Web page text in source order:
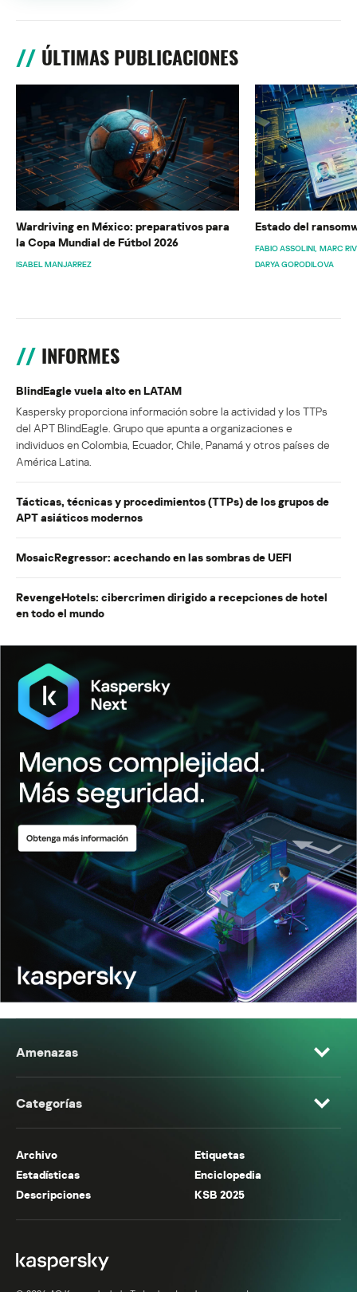
ÚLTIMAS PUBLICACIONES
Wardriving en México: preparativos para
la Copa Mundial de Fútbol 2026
ISABEL MANJARREZ
Estado del
FABIO ASSOLINI MARC
DARYA GORODILOVA
INFORMES
BlindEagle vuela alto en LATAM
Kaspersky proporciona información sobre la actividad y los TTPs
del APT BlindEagle. Grupo que apunta a organizaciones e
individuos en Colombia, Ecuador, Chile, Panamá y otros países de
América Latina.
Tácticas, técnicas y procedimientos (TTPs) de los grupos de
APT asiáticos modernos
MosaicRegressor: acechando en las sombras de UEFI
RevengeHotels: cibercrimen dirigido a recepciones de hotel
en todo el mundo
Amenazas
Categorías
Archivo
Etiquetas
Estadísticas
Enciclopedia
Descripciones
KSB 2025